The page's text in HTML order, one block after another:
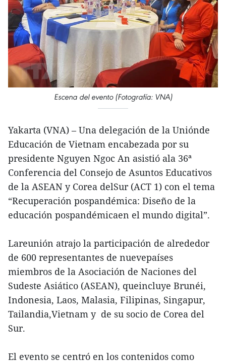
Escena del evento (Fotografía: VNA)
Yakarta (VNA) – Una delegación de la Uniónde
Educación de Vietnam encabezada por su
presidente Nguyen Ngoc An asistió ala 36ª
Conferencia del Consejo de Asuntos Educativos
de la ASEAN y Corea delSur (ACT 1) con el tema
“Recuperación pospandémica: Diseño de la
educación pospandémicaen el mundo digital”.
Lareunión atrajo la participación de alrededor
de 600 representantes de nuevepaíses
miembros de la Asociación de Naciones del
Sudeste Asiático (ASEAN), queincluye Brunéi,
Indonesia, Laos, Malasia, Filipinas, Singapur,
Tailandia,Vietnam y de su socio de Corea del
Sur.
El evento se centró en los contenidos como